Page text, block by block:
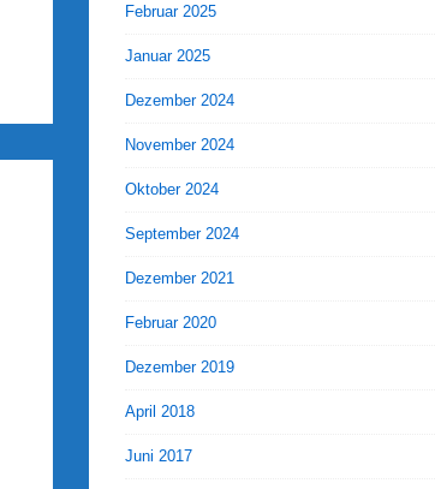
Februar 2025
Januar 2025
Dezember 2024
November 2024
Oktober 2024
September 2024
Dezember 2021
Februar 2020
Dezember 2019
April 2018
Juni 2017